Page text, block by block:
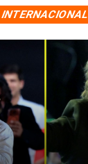
INTERNACIONAL